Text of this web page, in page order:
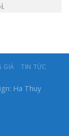
GIÁ
TIN TỨC
Ha Thuy